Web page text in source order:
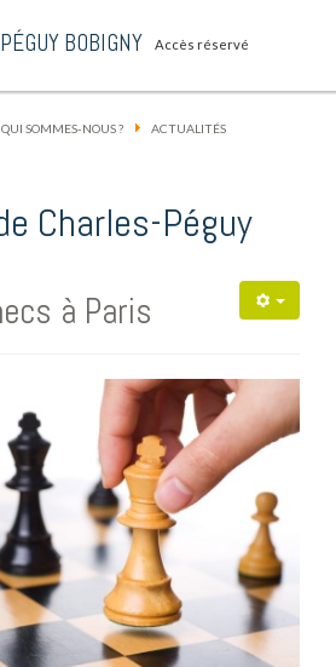
BOBIGNY Accès réservé
QUI SOMMES-NOUS ? ACTUALITÉS
Charles-Péguy
à Paris